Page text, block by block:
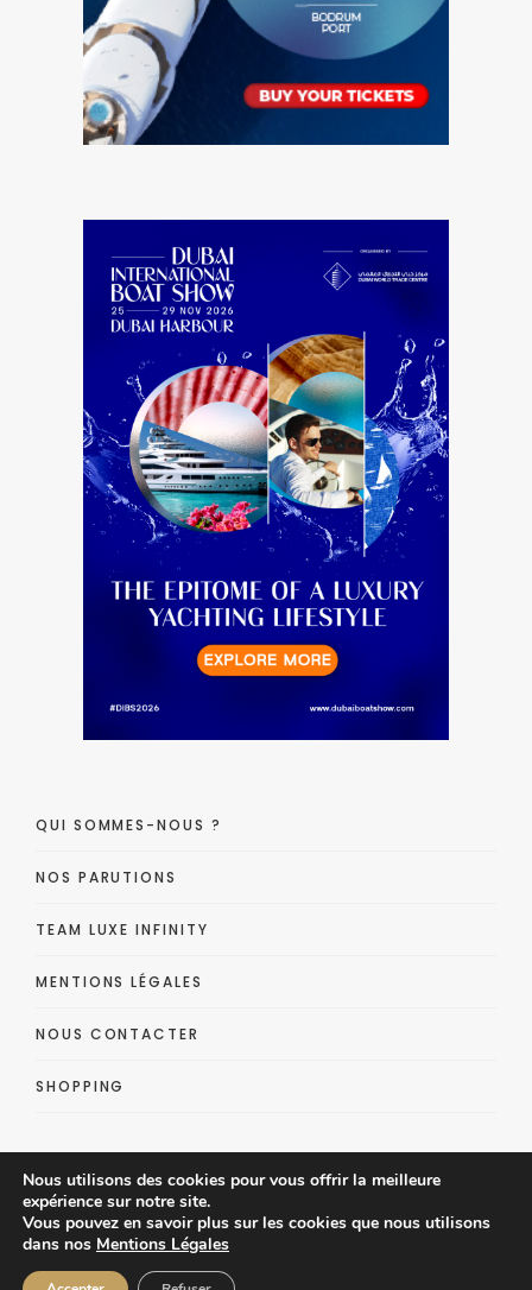
QUI SOMMES-NOUS ?
NOS PARUTIONS
TEAM LUXE INFINITY
MENTIONS LÉGALES
NOUS CONTACTER
SHOPPING
Luxe Infinity - Lifestyle Luxe Magazine
Nous utilisons des cookies pour vous offrir la meilleure
expérience sur notre site.
Vous pouvez en savoir plus sur les cookies que nous utilisons
dans nos Mentions Légales